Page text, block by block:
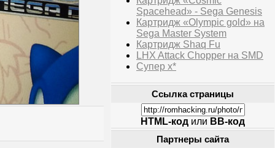
Spacehead» - Sega Genesis
Картридж «Olympic gold» на
Sega Master System
Картридж Shaq Fu
LHX Attack Chopper на SMD
Супер х*
Ссылка страницы
HTML-код или BB-код
Партнеры сайта